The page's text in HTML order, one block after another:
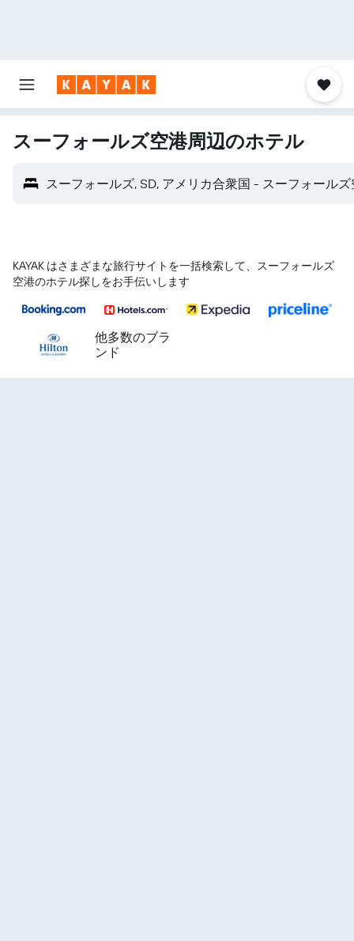
スーフォールズ空港​周辺のホテル
スーフォールズ, SD, アメリカ合衆国 - スーフォールズ
KAYAK はさまざまな旅行サイトを一括検索して、スーフォールズ
空港のホテル探しをお手伝いします
他多数のブラ
ンド